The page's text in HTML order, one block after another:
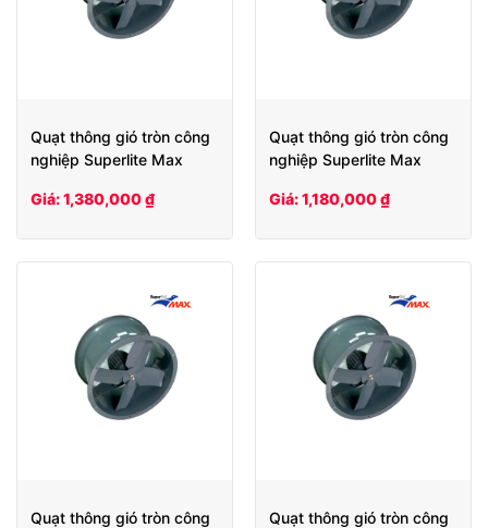
Quạt thông gió tròn công
nghiệp Superlite Max
Giá: 1,380,000 ₫
Quạt thông gió tròn công
nghiệp Superlite Max
Giá: 1,180,000 ₫
Quạt thông gió tròn công
Quạt thông gió tròn công